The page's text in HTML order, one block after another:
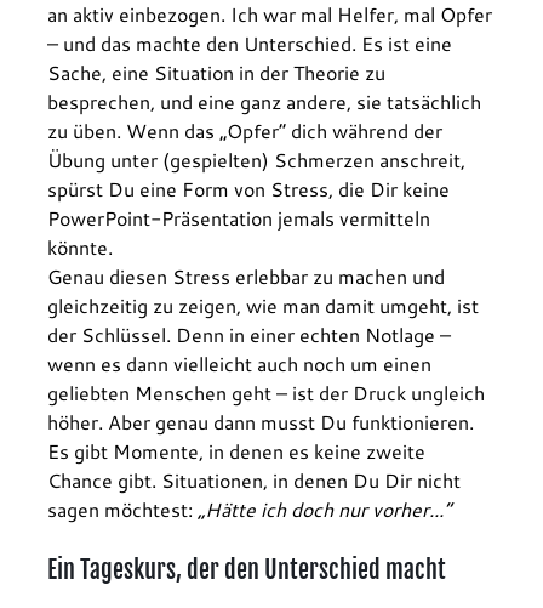
an aktiv einbezogen. Ich war mal Helfer, mal Opfer
– und das machte den Unterschied. Es ist eine
Sache, eine Situation in der Theorie zu
besprechen, und eine ganz andere, sie tatsächlich
zu üben. Wenn das „Opfer“ dich während der
Übung unter (gespielten) Schmerzen anschreit,
spürst Du eine Form von Stress, die Dir keine
PowerPoint-Präsentation jemals vermitteln
könnte.
Genau diesen Stress erlebbar zu machen und
gleichzeitig zu zeigen, wie man damit umgeht, ist
der Schlüssel. Denn in einer echten Notlage –
wenn es dann vielleicht auch noch um einen
geliebten Menschen geht – ist der Druck ungleich
höher. Aber genau dann musst Du funktionieren.
Es gibt Momente, in denen es keine zweite
Chance gibt. Situationen, in denen Du Dir nicht
sagen möchtest: „Hätte ich doch nur vorher...“
Ein Tageskurs, der den Unterschied macht